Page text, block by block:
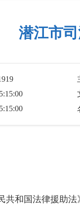
潜江市
共和国法律援助法